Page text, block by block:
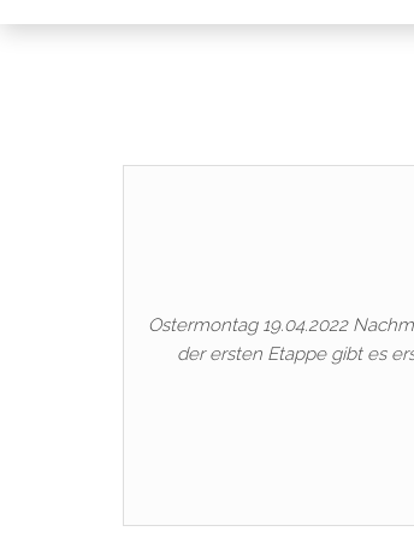
Ostermontag 19.04.2022
der ersten Etappe gibt es